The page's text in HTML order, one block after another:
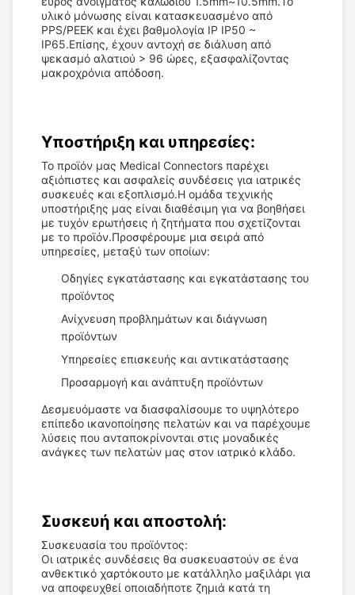
υλικό μόνωσης είναι κατασκευασμένο από
PPS/PEEK και έχει βαθμολογία IP IP50 ~
IP65.Επίσης, έχουν αντοχή σε διάλυση από
ψεκασμό αλατιού > 96 ώρες, εξασφαλίζοντας
μακροχρόνια απόδοση.
Υποστήριξη και υπηρεσίες:
Το προϊόν μας Medical Connectors παρέχει
αξιόπιστες και ασφαλείς συνδέσεις για ιατρικές
συσκευές και εξοπλισμό.Η ομάδα τεχνικής
υποστήριξης μας είναι διαθέσιμη για να βοηθήσει
με τυχόν ερωτήσεις ή ζητήματα που σχετίζονται
με το προϊόν.Προσφέρουμε μια σειρά από
υπηρεσίες, μεταξύ των οποίων:
Οδηγίες εγκατάστασης και εγκατάστασης του
προϊόντος
Ανίχνευση προβλημάτων και διάγνωση
προϊόντων
Υπηρεσίες επισκευής και αντικατάστασης
Προσαρμογή και ανάπτυξη προϊόντων
Δεσμευόμαστε να διασφαλίσουμε το υψηλότερο
επίπεδο ικανοποίησης πελατών και να παρέχουμε
λύσεις που ανταποκρίνονται στις μοναδικές
ανάγκες των πελατών μας στον ιατρικό κλάδο.
Συσκευή και αποστολή:
Συσκευασία του προϊόντος:
Οι ιατρικές συνδέσεις θα συσκευαστούν σε ένα
ανθεκτικό χαρτόκουτο με κατάλληλο μαξιλάρι για
να αποφευχθεί οποιαδήποτε ζημιά κατά τη